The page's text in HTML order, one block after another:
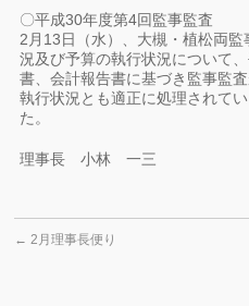
〇平成30年度第4回監事監査
2月13日（水）、大槻・植松両
況及び予算の執行状況について
書、会計報告書に基づき監事監
執行状況とも適正に処理されて
た。
理事長 小林 一三
← 2月理事長便り